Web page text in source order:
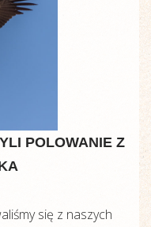
POLOWANIE Z
się z naszych